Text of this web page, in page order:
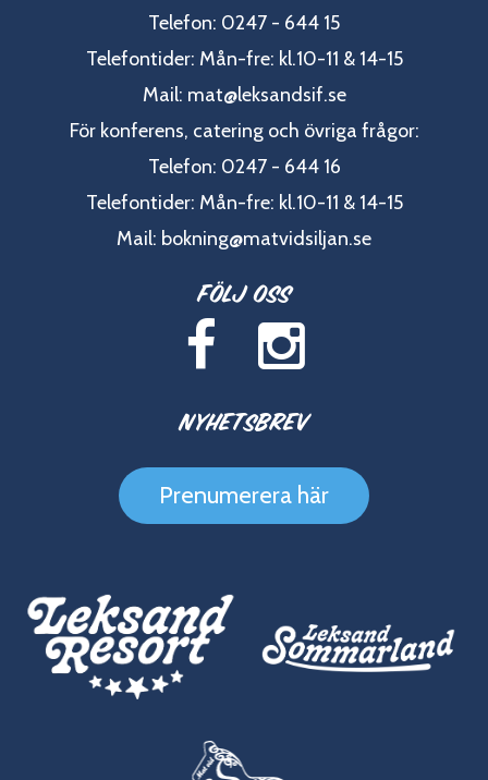
Telefon: 0247 - 644 15
Telefontider: Mån-fre: kl.10-11 & 14-15
Mail: mat@leksandsif.se
För konferens, catering och övriga frågor:
Telefon: 0247 - 644 16
Telefontider: Mån-fre: kl.10-11 & 14-15
Mail: bokning@matvidsiljan.se
Följ oss
Nyhetsbrev